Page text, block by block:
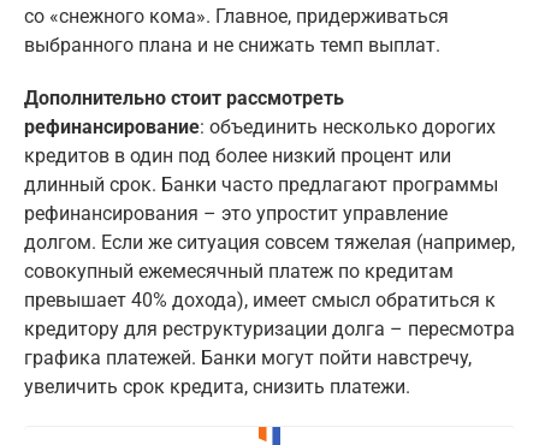
со «снежного кома». Главное, придерживаться
выбранного плана и не снижать темп выплат.
Дополнительно стоит рассмотреть
рефинансирование: объединить несколько дорогих
кредитов в один под более низкий процент или
длинный срок. Банки часто предлагают программы
рефинансирования – это упростит управление
долгом. Если же ситуация совсем тяжелая (например,
совокупный ежемесячный платеж по кредитам
превышает 40% дохода), имеет смысл обратиться к
кредитору для реструктуризации долга – пересмотра
графика платежей. Банки могут пойти навстречу,
увеличить срок кредита, снизить платежи.